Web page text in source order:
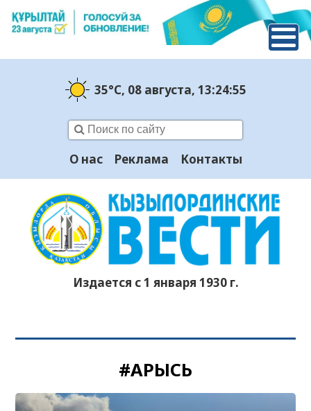
35°C, 08 августа, 13:24:55
О нас Реклама Контакты
Издается с 1 января 1930 г.
#АРЫСЬ